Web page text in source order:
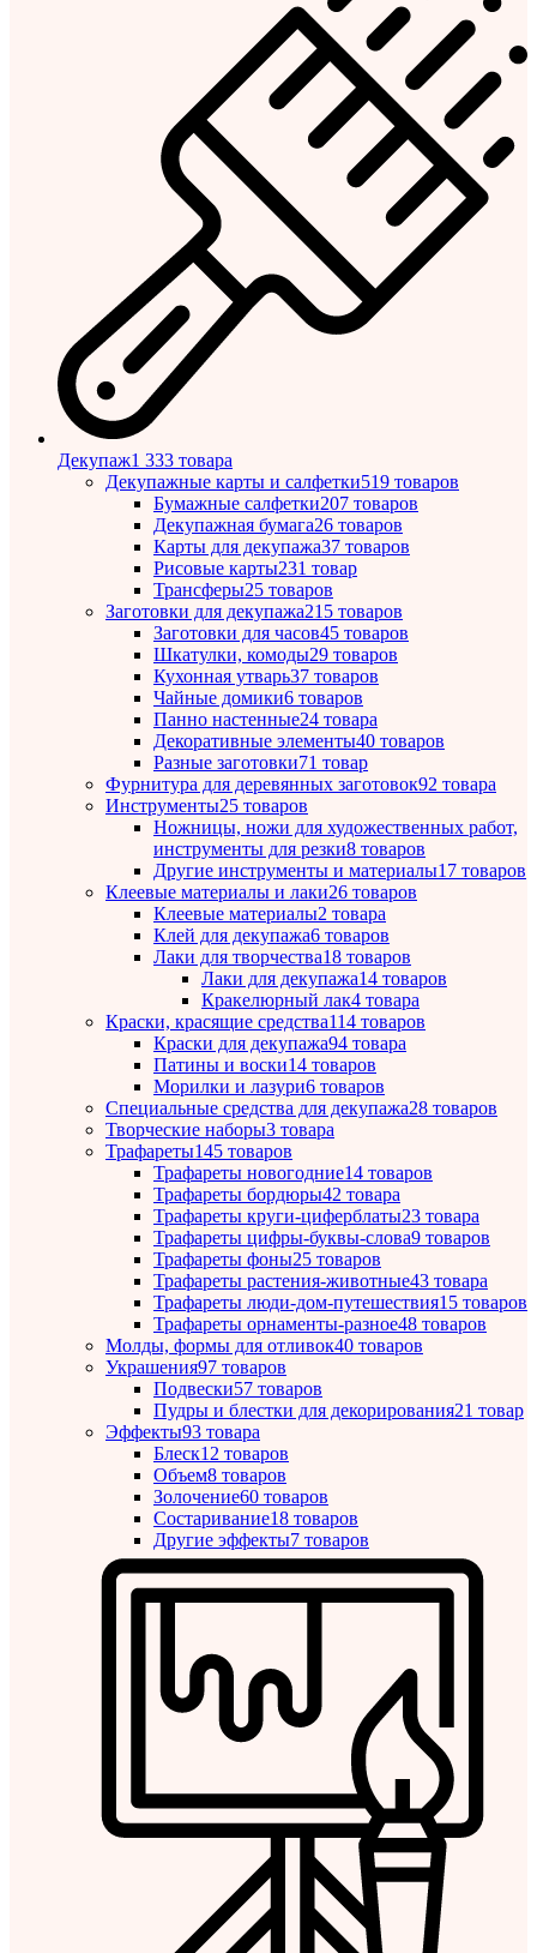
Декупаж1 333 товара
Декупажные карты и салфетки519 товаров
Бумажные салфетки207 товаров
Декупажная бумага26 товаров
Карты для декупажа37 товаров
Рисовые карты231 товар
Трансферы25 товаров
Заготовки для декупажа215 товаров
Заготовки для часов45 товаров
Шкатулки, комоды29 товаров
Кухонная утварь37 товаров
Чайные домики6 товаров
Панно настенные24 товара
Декоративные элементы40 товаров
Разные заготовки71 товар
Фурнитура для деревянных заготовок92 товара
Инструменты25 товаров
Ножницы, ножи для художественных работ,
инструменты для резки8 товаров
Другие инструменты и материалы17 товаров
Клеевые материалы и лаки26 товаров
Клеевые материалы2 товара
Клей для декупажа6 товаров
Лаки для творчества18 товаров
Лаки для декупажа14 товаров
Кракелюрный лак4 товара
Краски, красящие средства114 товаров
Краски для декупажа94 товара
Патины и воски14 товаров
Морилки и лазури6 товаров
Специальные средства для декупажа28 товаров
Творческие наборы3 товара
Трафареты145 товаров
Трафареты новогодние14 товаров
Трафареты бордюры42 товара
Трафареты круги-циферблаты23 товара
Трафареты цифры-буквы-слова9 товаров
Трафареты фоны25 товаров
Трафареты растения-животные43 товара
Трафареты люди-дом-путешествия15 товаров
Трафареты орнаменты-разное48 товаров
Молды, формы для отливок40 товаров
Украшения97 товаров
Подвески57 товаров
Пудры и блестки для декорирования21 товар
Эффекты93 товара
Блеск12 товаров
Объем8 товаров
Золочение60 товаров
Состаривание18 товаров
Другие эффекты7 товаров